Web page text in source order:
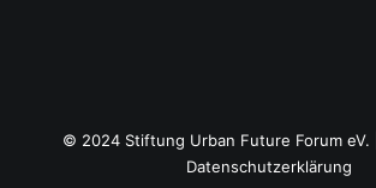
© 2024 Stiftung Urban Future Forum eV. |
Datenschutzerklärung